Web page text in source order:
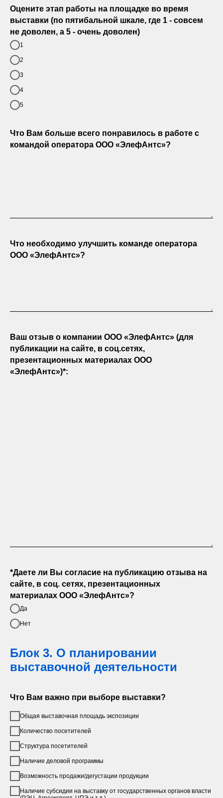
Оцените этап работы на площадке во время
выставки (по пятибальной шкале, где 1 - совсем
не доволен, а 5 - очень доволен)
1
2
3
4
5
Что Вам больше всего понравилось в работе с
командой оператора ООО «ЭлефАнтс»?
Что необходимо улучшить команде оператора
ООО «ЭлефАнтс»?
Ваш отзыв о компании ООО «ЭлефАнтс» (для
публикации на сайте, в соц.сетях,
презентационных материалах ООО
«ЭлефАнтс»)*:
*Даете ли Вы согласие на публикацию отзыва на
сайте, в соц. сетях, презентационных
материалах ООО «ЭлефАнтс»?
Да
Нет
Блок 3. О планировании
выставочной деятельности
Что Вам важно при выборе выставки?
Общая выставочная площадь экспозиции
Количество посетителей
Структура посетителей
Наличие деловой программы
Возможность продажи/дегустации продукции
Наличие субсидии на выставку от государственных органов власти